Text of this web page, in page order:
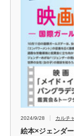
2024/9/28 カルチ
絵本×ジェンダ